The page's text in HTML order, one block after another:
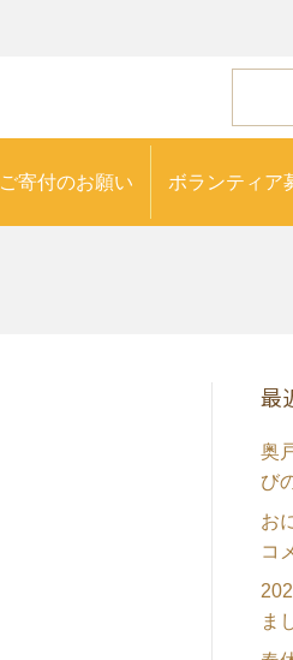
ご寄付のお願い ボランティア
最
奥
び
お
コ
ま